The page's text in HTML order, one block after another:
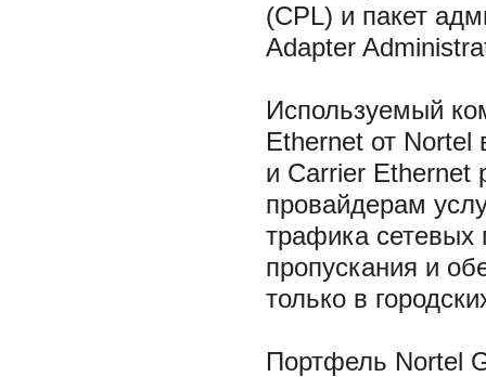
(CPL) и пакет
Adapter
Используемый
Ethernet от Nortel
и Carrier
провайдерам
трафика
пропускания и
только в
Портфель Nortel